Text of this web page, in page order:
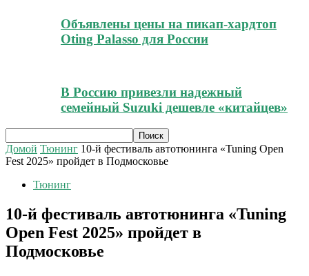
Объявлены цены на пикап-хардтоп
Oting Palasso для России
В Россию привезли надежный
семейный Suzuki дешевле «китайцев»
Домой Тюнинг 10-й фестиваль автотюнинга «Tuning Open
Fest 2025» пройдет в Подмосковье
Тюнинг
10-й фестиваль автотюнинга «Tuning
Open Fest 2025» пройдет в
Подмосковье